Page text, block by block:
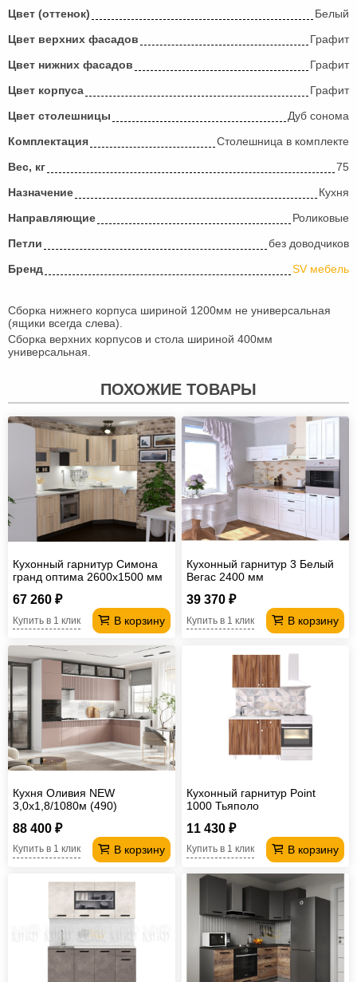
Цвет (оттенок)
Белый
Цвет верхних фасадов
Графит
Цвет нижних фасадов
Графит
Цвет корпуса
Графит
Цвет столешницы
Дуб сонома
Комплектация
Столешница в комплекте
Вес, кг
75
Назначение
Кухня
Направляющие
Роликовые
Петли
без доводчиков
Бренд
SV мебель
Сборка нижнего корпуса шириной 1200мм не универсальная
(ящики всегда слева).
Сборка верхних корпусов и стола шириной 400мм
универсальная.
ПОХОЖИЕ ТОВАРЫ
Кухонный гарнитур Симона
гранд оптима 2600х1500 мм
67 260 ₽
В корзину
Купить в 1 клик
Кухонный гарнитур 3 Белый
Вегас 2400 мм
39 370 ₽
В корзину
Купить в 1 клик
Кухня Оливия NEW
3,0х1,8/1080м (490)
Pink,Белый
88 400 ₽
В корзину
Купить в 1 клик
Кухонный гарнитур Point
1000 Тьяполо
11 430 ₽
В корзину
Купить в 1 клик